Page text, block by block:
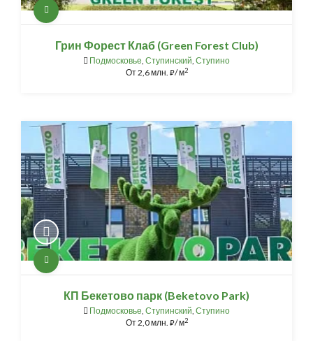
Грин Форест Клаб (Green Forest Club)
Подмосковье, Ступинский, Ступино
От2,6 млн. ⃏/ м2
КП Бекетово парк (Beketovo Park)
Подмосковье, Ступинский, Ступино
От2,0 млн. ⃏/ м2